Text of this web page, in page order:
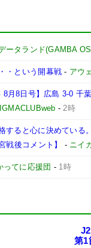
ータランド(GAMBA
・という開幕戦 - アウ
8月8日号】広島 3-0
-2時
すると心に決めてい
戦後コメント】
- ニイ
ってに応援団 - 1時
J2
第1